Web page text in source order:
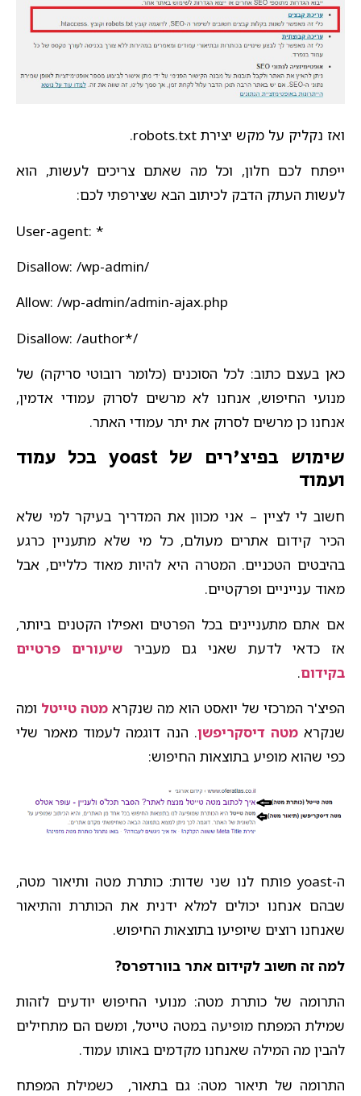
ואז נקליק על מקש יצירת robots.txt.
ייפתח לכם חלון, וכל מה שאתם צריכים לעשות, הוא
לעשות העתק הדבק לכיתוב הבא שצירפתי לכם:
User-agent: *
Disallow: /wp-admin/
Allow: /wp-admin/admin-ajax.php
Disallow: /author*/
כאן בעצם כתוב: לכל הסוכנים (כלומר רובוטי סריקה) של
מנועי החיפוש, אנחנו לא מרשים לסרוק עמודי אדמין,
אנחנו כן מרשים לסרוק את יתר עמודי האתר.
שימוש בפיצ'רים של yoast בכל עמוד
ועמוד
חשוב לי לציין – אני מכוון את המדריך בעיקר למי שלא
הכיר קידום אתרים מעולם, כל מי שלא מתעניין כרגע
בהיבטים הטכניים. המטרה היא להיות מאוד כלליים, אבל
מאוד ענייניים ופרקטיים.
אם אתם מתעניינים בכל הפרטים ואפילו הקטנים ביותר,
אז כדאי לדעת שאני גם מעביר שיעורים פרטיים
בקידום.
הפיצ'ר המרכזי של יואסט הוא מה שנקרא מטה טייטל ומה
שנקראמטה דיסקריפשן. הנה דוגמה לעמוד מאמר שלי
כפי שהוא מופיע בתוצאות החיפוש:
ה-yoast פותח לנו שני שדות: כותרת מטה ותיאור מטה,
שבהם אנחנו יכולים למלא ידנית את הכותרת והתיאור
שאנחנו רוצים שיופיעו בתוצאות החיפוש.
למה זה חשוב לקידום אתר בוורדפרס?
התרומה של כותרת מטה: מנועי החיפוש יודעים לזהות
שמילת המפתח מופיעה במטה טייטל, ומשם הם מתחילים
להבין מה המילה שאנחנו מקדמים באותו עמוד.
התרומה של תיאור מטה: גם בתאור, כשמילת המפתח